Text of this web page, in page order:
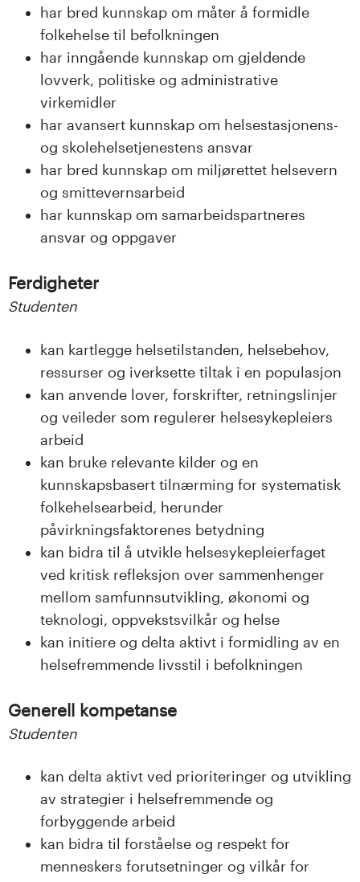
har bred kunnskap om måter å formidle
folkehelse til befolkningen
har inngående kunnskap om gjeldende
lovverk, politiske og administrative
virkemidler
har avansert kunnskap om helsestasjonens-
og skolehelsetjenestens ansvar
har bred kunnskap om miljørettet helsevern
og smittevernsarbeid
har kunnskap om samarbeidspartneres
ansvar og oppgaver
Ferdigheter
Studenten
kan kartlegge helsetilstanden, helsebehov,
ressurser og iverksette tiltak i en populasjon
kan anvende lover, forskrifter, retningslinjer
og veileder som regulerer helsesykepleiers
arbeid
kan bruke relevante kilder og en
kunnskapsbasert tilnærming for systematisk
folkehelsearbeid, herunder
påvirkningsfaktorenes betydning
kan bidra til å utvikle helsesykepleierfaget
ved kritisk refleksjon over sammenhenger
mellom samfunnsutvikling, økonomi og
teknologi, oppvekstsvilkår og helse
kan initiere og delta aktivt i formidling av en
helsefremmende livsstil i befolkningen
Generell kompetanse
Studenten
kan delta aktivt ved prioriteringer og utvikling
av strategier i helsefremmende og
forbyggende arbeid
kan bidra til forståelse og respekt for
menneskers forutsetninger og vilkår for